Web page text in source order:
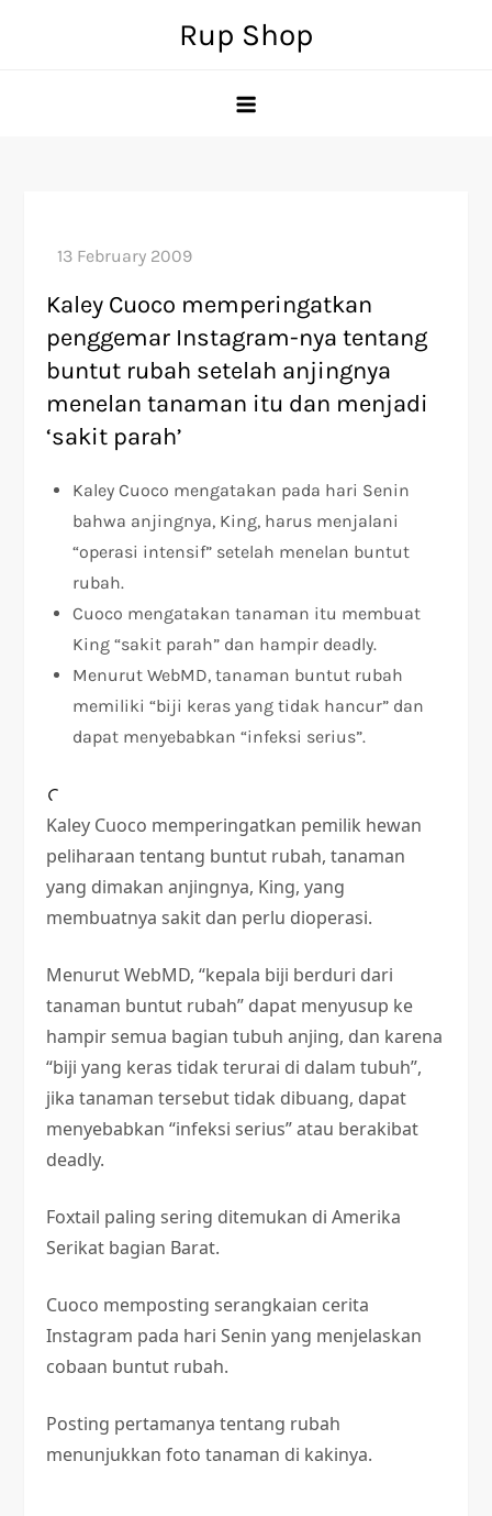
Rup Shop
Kaley Cuoco memperingatkan
penggemar Instagram-nya tentang
buntut rubah setelah anjingnya
menelan tanaman itu dan menjadi
‘sakit parah’
Kaley Cuoco mengatakan pada hari Senin
bahwa anjingnya, King, harus menjalani
“operasi intensif” setelah menelan buntut
rubah.
Cuoco mengatakan tanaman itu membuat
King “sakit parah” dan hampir deadly.
Menurut WebMD, tanaman buntut rubah
memiliki “biji keras yang tidak hancur” dan
dapat menyebabkan “infeksi serius”.
Kaley Cuoco memperingatkan pemilik hewan
peliharaan tentang buntut rubah, tanaman
yang dimakan anjingnya, King, yang
membuatnya sakit dan perlu dioperasi.
Menurut WebMD, “kepala biji berduri dari
tanaman buntut rubah” dapat menyusup ke
hampir semua bagian tubuh anjing, dan karena
“biji yang keras tidak terurai di dalam tubuh”,
jika tanaman tersebut tidak dibuang, dapat
menyebabkan “infeksi serius” atau berakibat
deadly.
Foxtail paling sering ditemukan di Amerika
Serikat bagian Barat.
Cuoco memposting serangkaian cerita
Instagram pada hari Senin yang menjelaskan
cobaan buntut rubah.
Posting pertamanya tentang rubah
menunjukkan foto tanaman di kakinya.